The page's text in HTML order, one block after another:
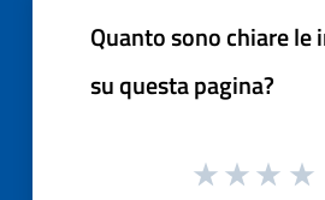
Quanto sono chiare
su questa pagina?